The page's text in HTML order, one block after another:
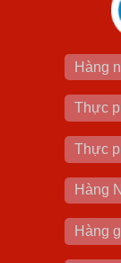
Hàng
Thực
Thực
Hàng
Hàng